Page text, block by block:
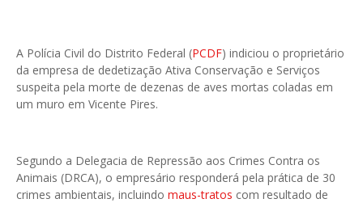
A Polícia Civil do Distrito Federal (PCDF) indiciou o proprietário
da empresa de dedetização Ativa Conservação e Serviços
suspeita pela morte de dezenas de aves mortas coladas em
um muro em Vicente Pires.
Segundo a Delegacia de Repressão aos Crimes Contra os
Animais (DRCA), o empresário responderá pela prática de 30
crimes ambientais, incluindo maus-tratos com resultado de